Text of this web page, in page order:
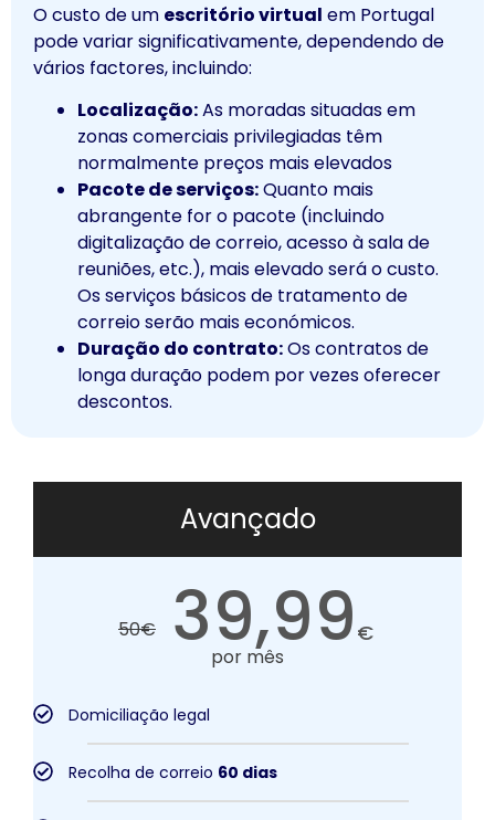
O custo de um escritório virtual em Portugal
pode variar significativamente, dependendo de
vários factores, incluindo:
Localização:As moradas situadas em
zonas comerciais privilegiadas têm
normalmente preços mais elevados
Pacote de serviços:Quanto mais
abrangente for o pacote (incluindo
digitalização de correio, acesso à sala de
reuniões, etc.), mais elevado será o custo.
Os serviços básicos de tratamento de
correio serão mais económicos.
Duração do contrato:Os contratos de
longa duração podem por vezes oferecer
descontos.
Avançado
50€ 39,99 €
por mês
Domiciliação legal
Recolha de correio 60 dias